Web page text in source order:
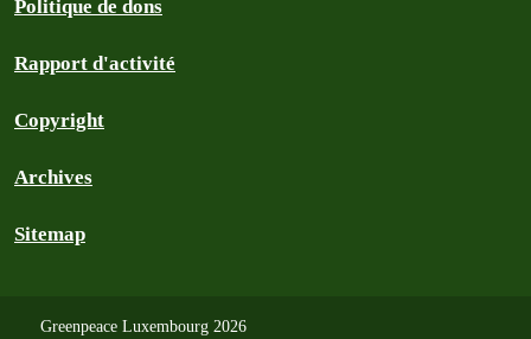
Politique de dons
Rapport d'activité
Copyright
Archives
Sitemap
Greenpeace Luxembourg 2026